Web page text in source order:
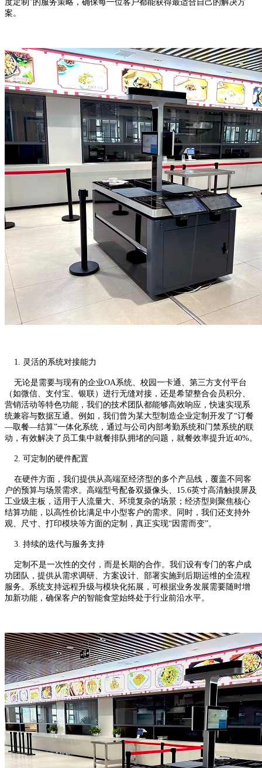
度定制”的服务策略，确保每一位客户都能获得最适合自己的解决方
案。
1. 灵活的系统对接能力
无论是需要与现有的企业OA系统、校园一卡通、第三方支付平台
（如微信、支付宝、银联）进行无缝对接，还是希望整合会员积分、
营销活动等特色功能，我们的技术团队都能够高效响应，快速实现系
统兼容与数据互通。例如，我们曾为某大型制造企业定制开发了“订餐
—取餐—结算”一体化系统，通过与公司内部考勤系统和门禁系统的联
动，有效解决了员工集中就餐排队拥堵的问题，就餐效率提升近40%。
2. 可定制的硬件配置
在硬件方面，我们提供从高端至经济型的多个产品线，覆盖不同客
户的预算与场景需求。高端型号配备双摄像头、15.6英寸高清触摸屏及
工业级主板，适用于人流量大、环境复杂的场景；经济型则聚焦核心
结算功能，以高性价比满足中小型客户的需求。同时，我们还支持外
观、尺寸、打印模块等方面的定制，真正实现“因需而变”。
3. 持续的迭代与服务支持
定制不是一次性的交付，而是长期的合作。我们设有专门的客户成
功团队，提供从需求调研、方案设计、部署实施到后期运维的全流程
服务。系统支持远程升级与模块化拓展，可根据业务发展需要随时增
加新功能，确保客户的智能食堂始终处于行业前沿水平。